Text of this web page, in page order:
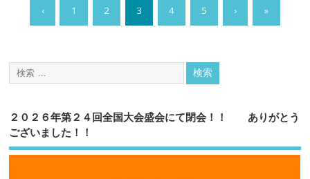
‹ 1 2 3 4 5 › »
２０２６年第２４回全国大会盛会にて閉会！！ ありがとう
ございました！！